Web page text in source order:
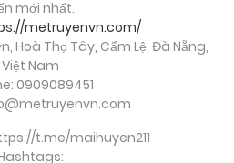
mới nhất.
metruyenvn.com/
Hoà Thọ Tây, Cẩm Lệ, Đà Nẵng,
Việt Nam
0909089451
t.me/maihuyen211